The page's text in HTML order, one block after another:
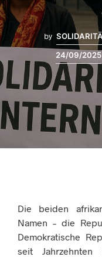
by
24/09/2025
Die beiden
Namen – die
Demokratische
seit Jahrzehnten